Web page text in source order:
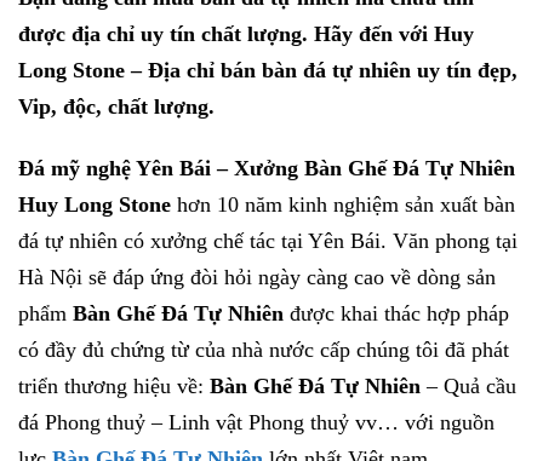
được địa chỉ uy tín chất lượng. Hãy đến với Huy
Long Stone – Địa chỉ bán bàn đá tự nhiên uy tín đẹp,
Vip, độc, chất lượng.
Đá mỹ nghệ Yên Bái – Xưởng Bàn Ghế Đá Tự Nhiên
Huy Long Stone hơn 10 năm kinh nghiệm sản xuất bàn
đá tự nhiên có xưởng chế tác tại Yên Bái. Văn phong tại
Hà Nội sẽ đáp ứng đòi hỏi ngày càng cao về dòng sản
phẩm Bàn Ghế Đá Tự Nhiên được khai thác hợp pháp
có đầy đủ chứng từ của nhà nước cấp chúng tôi đã phát
triển thương hiệu về: Bàn Ghế Đá Tự Nhiên – Quả cầu
đá Phong thuỷ – Linh vật Phong thuỷ vv… với nguồn